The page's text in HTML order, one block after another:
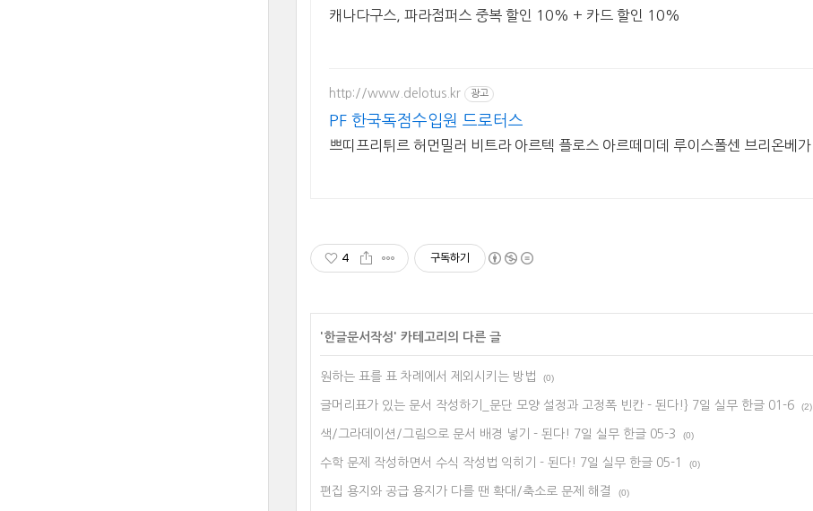
캐나다구스, 파라점퍼스 중복 할인 10% + 카드 할인 10%
http://www.delotus.kr 광고
PF 한국독점수입원 드로터스
쁘띠프리튀르 허먼밀러 비트라 아르텍 플로스 아르떼미데 루이스폴센 브리온베가
4 구독하기
'한글문서작성' 카테고리의 다른 글
원하는 표를 표 차례에서 제외시키는 방법 (0)
글머리표가 있는 문서 작성하기_문단 모양 설정과 고정폭 빈칸 - 된다!} 7일 실무 한글 01-6 (2)
색/그라데이션/그림으로 문서 배경 넣기 - 된다! 7일 실무 한글 05-3 (0)
수학 문제 작성하면서 수식 작성법 익히기 - 된다! 7일 실무 한글 05-1 (0)
편집 용지와 공급 용지가 다를 땐 확대/축소로 문제 해결 (0)